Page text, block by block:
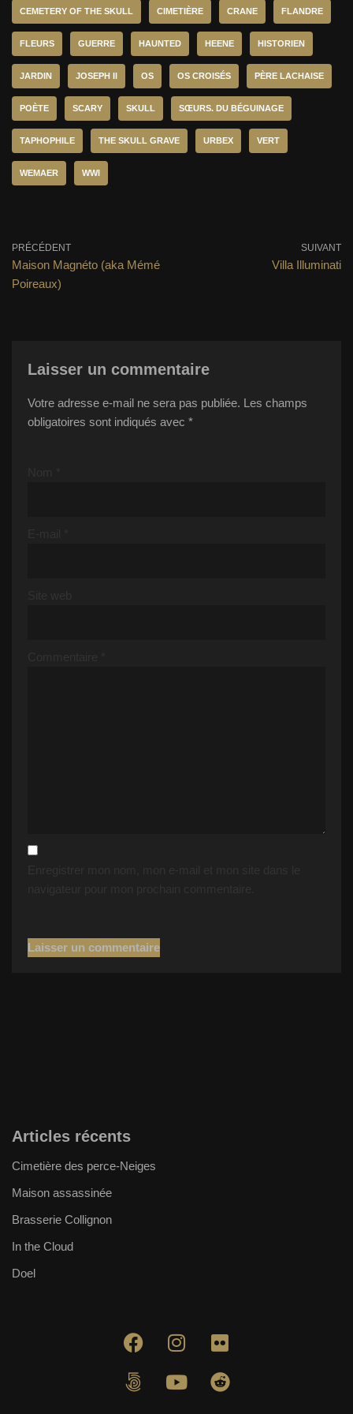
CEMETERY OF THE SKULL CIMETIÈRE CRANE FLANDRE
FLEURS GUERRE HAUNTED HEENE HISTORIEN
JARDIN JOSEPH II OS OS CROISÉS PÈRE LACHAISE
POÈTE SCARY SKULL SŒURS. DU BÉGUINAGE
TAPHOPHILE THE SKULL GRAVE URBEX VERT
WEMAER WWI
PRÉCÉDENT
Maison Magnéto (aka Mémé
Poireaux)
SUIVANT
Villa Illuminati
Laisser un commentaire
Votre adresse e-mail ne sera pas publiée. Les champs
obligatoires sont indiqués avec *
Articles récents
Cimetière des perce-Neiges
Maison assassinée
Brasserie Collignon
In the Cloud
Doel